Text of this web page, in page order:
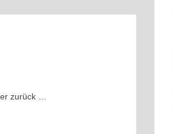
zurück …